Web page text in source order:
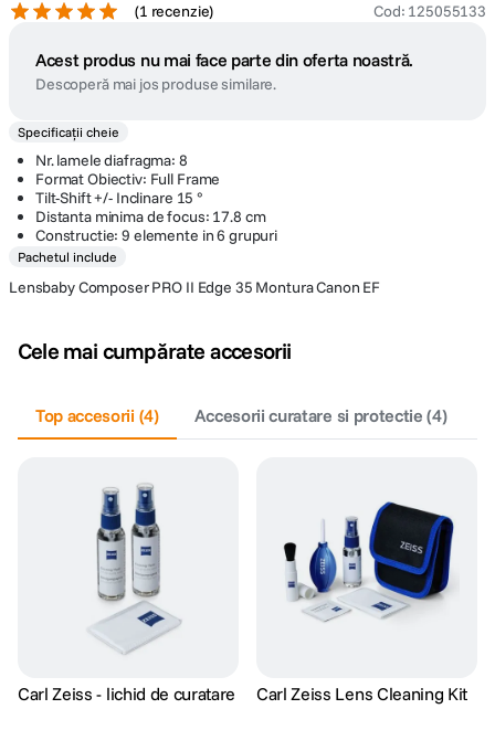
(1 recenzie) Cod: 125055133
Acest produs nu mai face parte din oferta noastră.
Descoperă mai jos produse similare.
Specificații cheie
Nr. lamele diafragma: 8
Format Obiectiv: Full Frame
Tilt-Shift +/- Inclinare 15 °
Distanta minima de focus: 17.8 cm
Constructie: 9 elemente in 6 grupuri
Pachetul include
Lensbaby Composer PRO II Edge 35 Montura Canon EF
Cele mai cumpărate accesorii
Top accesorii (4) Accesorii curatare si protectie (4)
Carl Zeiss - lichid de curatare Carl Zeiss Lens Cleaning Kit